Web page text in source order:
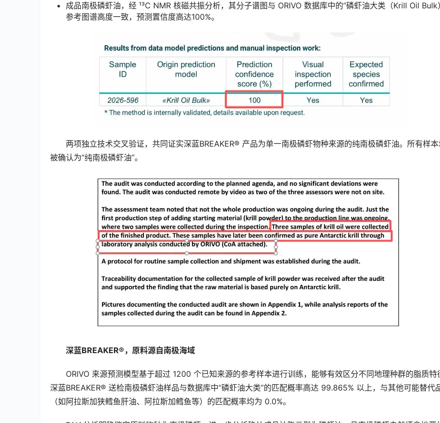
成品南极磷虾油，经 ¹³C NMR 核磁共振分析，其分子谱图与 ORIVO 数据库中的“磷虾油大类（Krill Oil Bulk
参考图谱高度一致，预测置信度高达100%。
两项独立技术交叉验证，共同证实深蓝BREAKER® 产品为单一南极磷虾物种来源的纯南极磷虾油。所有样
被确认为”纯南极磷虾油”。
深蓝BREAKER®，原料源自南极海域
ORIVO 来源预测模型基于超过 1200 个已知来源的参考样本进行训练，能够有效区分不同地理种群的脂质特
深蓝BREAKER® 送检南极磷虾油样品与数据库中“磷虾油大类”的匹配概率高达 99.865% 以上，与其他可能替代
（如阿拉斯加狭鳕鱼肝油、阿拉斯加鳕鱼等）的匹配概率均为 0.0%。